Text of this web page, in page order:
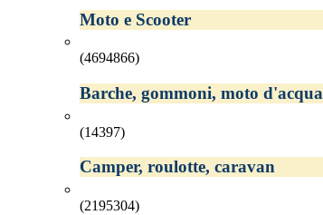
Moto e Scooter
(4694866)
Barche, gommoni, moto d'acqua
(14397)
Camper, roulotte, caravan
(2195304)